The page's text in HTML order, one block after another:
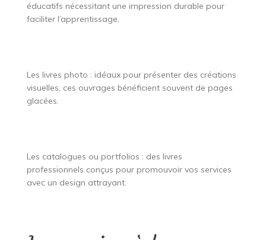
éducatifs nécessitant une impression durable pour
faciliter l’apprentissage.
Les livres photo : idéaux pour présenter des créations
visuelles, ces ouvrages bénéficient souvent de pages
glacées.
Les catalogues ou portfolios : des livres
professionnels conçus pour promouvoir vos services
avec un design attrayant.